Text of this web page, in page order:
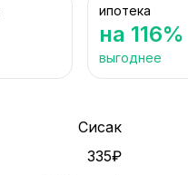
ипотека
на 116%
выгоднее
Сисак
335₽